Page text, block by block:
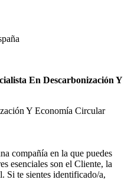
En Descarbonización Y
Y Economía Circular
compañía en la que puedes
esenciales son el Cliente, la
Si te sientes identificado/a,